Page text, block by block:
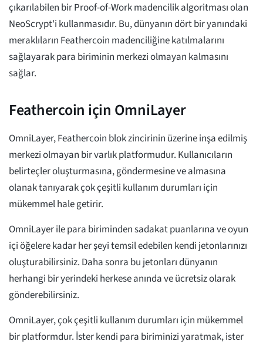
çıkarılabilen bir Proof-of-Work madencilik algoritması olan
NeoScrypt'i kullanmasıdır. Bu, dünyanın dört bir yanındaki
meraklıların Feathercoin madenciliğine katılmalarını
sağlayarak para biriminin merkezi olmayan kalmasını
sağlar.
Feathercoin için OmniLayer
OmniLayer, Feathercoin blok zincirinin üzerine inşa edilmiş
merkezi olmayan bir varlık platformudur. Kullanıcıların
belirteçler oluşturmasına, göndermesine ve almasına
olanak tanıyarak çok çeşitli kullanım durumları için
mükemmel hale getirir.
OmniLayer ile para biriminden sadakat puanlarına ve oyun
içi öğelere kadar her şeyi temsil edebilen kendi jetonlarınızı
oluşturabilirsiniz. Daha sonra bu jetonları dünyanın
herhangi bir yerindeki herkese anında ve ücretsiz olarak
gönderebilirsiniz.
OmniLayer, çok çeşitli kullanım durumları için mükemmel
bir platformdur. İster kendi para biriminizi yaratmak, ister